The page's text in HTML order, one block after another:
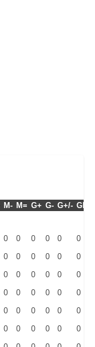
M- M= G+ G- G+/- GPM
0 0 0 0 0
0
0 0 0 0 0
0
0 0 0 0 0
0
0 0 0 0 0
0
0 0 0 0 0
0
0 0 0 0 0
0